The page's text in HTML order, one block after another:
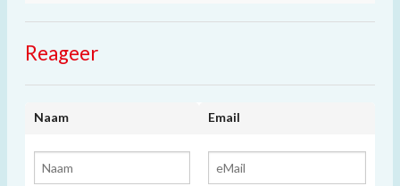
Reageer
Naam Email